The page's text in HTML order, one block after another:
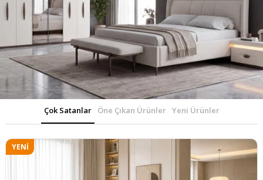
Çok Satanlar Öne Çıkan Ürünler Yeni Ürünler
YENI